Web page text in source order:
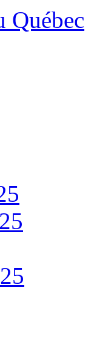
Québec